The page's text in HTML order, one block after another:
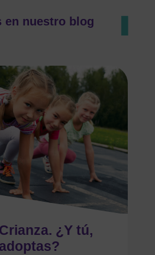
en nuestro blog
¿Y tú,